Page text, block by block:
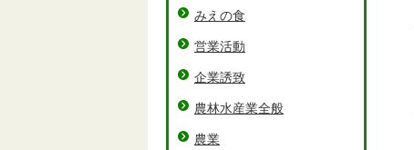
みえの食
営業活動
企業誘致
農林水産業全般
農業